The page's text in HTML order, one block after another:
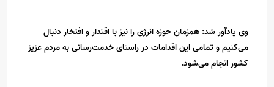
وی یادآور شد: همزمان حوزه انرژی را نیز با اقتدار و افتخار دنبال
می‌کنیم و تمامی این اقدامات در راستای خدمت‌رسانی به مردم عزیز
کشور انجام می‌شود.